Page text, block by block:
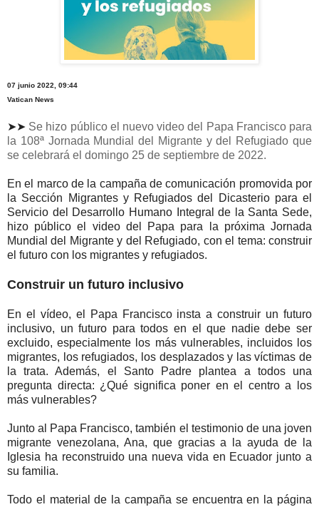
07 junio 2022, 09:44
Vatican News
➤➤ Se hizo público el nuevo video del Papa Francisco para
la 108ª Jornada Mundial del Migrante y del Refugiado que
se celebrará el domingo 25 de septiembre de 2022.
En el marco de la campaña de comunicación promovida por
la Sección Migrantes y Refugiados del Dicasterio para el
Servicio del Desarrollo Humano Integral de la Santa Sede,
hizo público el video del Papa para la próxima Jornada
Mundial del Migrante y del Refugiado, con el tema: construir
el futuro con los migrantes y refugiados.
Construir un futuro inclusivo
En el vídeo, el Papa Francisco insta a construir un futuro
inclusivo, un futuro para todos en el que nadie debe ser
excluido, especialmente los más vulnerables, incluidos los
migrantes, los refugiados, los desplazados y las víctimas de
la trata. Además, el Santo Padre plantea a todos una
pregunta directa: ¿Qué significa poner en el centro a los
más vulnerables?
Junto al Papa Francisco, también el testimonio de una joven
migrante venezolana, Ana, que gracias a la ayuda de la
Iglesia ha reconstruido una nueva vida en Ecuador junto a
su familia.
Todo el material de la campaña se encuentra en la página